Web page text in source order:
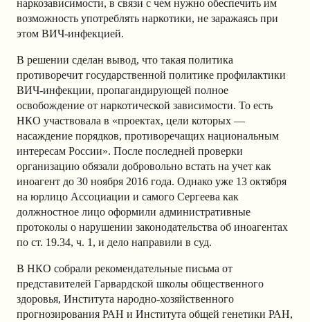
наркозависимости, в связи с чем нужно обеспечить им
возможность употреблять наркотики, не заражаясь при
этом ВИЧ-инфекцией.
В решении сделан вывод, что такая политика
противоречит государственной политике профилактики
ВИЧ-инфекции, пропагандирующей полное
освобождение от наркотической зависимости. То есть
НКО участвовала в «проектах, цели которых —
насаждение порядков, противоречащих национальным
интересам России». После последней проверки
организацию обязали добровольно встать на учет как
иноагент до 30 ноября 2016 года. Однако уже 13 октября
на юрлицо Ассоциации и самого Сергеева как
должностное лицо оформили административные
протоколы о нарушении законодательства об иноагентах
по ст. 19.34, ч. 1, и дело направили в суд.
В НКО собрали рекомендательные письма от
представителей Гарвардской школы общественного
здоровья, Института народно-хозяйственного
прогнозирования РАН и Института общей генетики РАН,